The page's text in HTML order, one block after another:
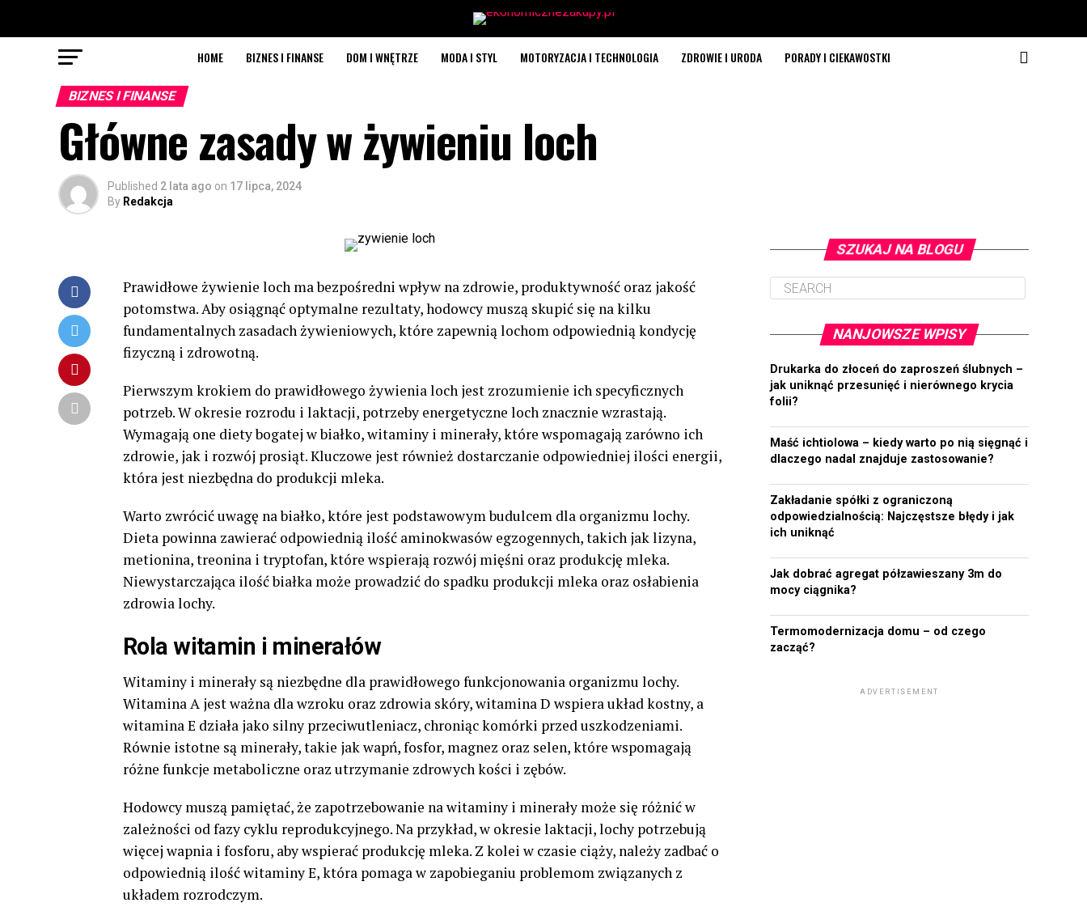
HOME BIZNES I FINANSE DOM I WNĘTRZE MODA I STYL MOTORYZACJA I TECHNOLOGIA ZDROWIE I URODA PORADY I CIEKAWOSTKI
BIZNES I FINANSE
Główne zasady w żywieniu loch
Published 2 lata ago on 17 lipca, 2024
By Redakcja
Prawidłowe żywienie loch ma bezpośredni wpływ na zdrowie, produktywność oraz jakość
potomstwa. Aby osiągnąć optymalne rezultaty, hodowcy muszą skupić się na kilku
fundamentalnych zasadach żywieniowych, które zapewnią lochom odpowiednią kondycję
fizyczną i zdrowotną.
Pierwszym krokiem do prawidłowego żywienia loch jest zrozumienie ich specyficznych
potrzeb. W okresie rozrodu i laktacji, potrzeby energetyczne loch znacznie wzrastają.
Wymagają one diety bogatej w białko, witaminy i minerały, które wspomagają zarówno ich
zdrowie, jak i rozwój prosiąt. Kluczowe jest również dostarczanie odpowiedniej ilości energii,
która jest niezbędna do produkcji mleka.
Warto zwrócić uwagę na białko, które jest podstawowym budulcem dla organizmu lochy.
Dieta powinna zawierać odpowiednią ilość aminokwasów egzogennych, takich jak lizyna,
metionina, treonina i tryptofan, które wspierają rozwój mięśni oraz produkcję mleka.
Niewystarczająca ilość białka może prowadzić do spadku produkcji mleka oraz osłabienia
zdrowia lochy.
Rola witamin i minerałów
Witaminy i minerały są niezbędne dla prawidłowego funkcjonowania organizmu lochy.
Witamina A jest ważna dla wzroku oraz zdrowia skóry, witamina D wspiera układ kostny, a
witamina E działa jako silny przeciwutleniacz, chroniąc komórki przed uszkodzeniami.
Równie istotne są minerały, takie jak wapń, fosfor, magnez oraz selen, które wspomagają
różne funkcje metaboliczne oraz utrzymanie zdrowych kości i zębów.
Hodowcy muszą pamiętać, że zapotrzebowanie na witaminy i minerały może się różnić w
zależności od fazy cyklu reprodukcyjnego. Na przykład, w okresie laktacji, lochy potrzebują
więcej wapnia i fosforu, aby wspierać produkcję mleka. Z kolei w czasie ciąży, należy zadbać o
odpowiednią ilość witaminy E, która pomaga w zapobieganiu problemom związanych z
układem rozrodczym.
SZUKAJ NA BLOGU
NANJOWSZE WPISY
Drukarka do złoceń do zaproszeń ślubnych –
jak uniknąć przesunięć i nierównego krycia
folii?
Maść ichtiolowa – kiedy warto po nią sięgnąć i
dlaczego nadal znajduje zastosowanie?
Zakładanie spółki z ograniczoną
odpowiedzialnością: Najczęstsze błędy i jak
ich uniknąć
Jak dobrać agregat półzawieszany 3m do
mocy ciągnika?
Termomodernizacja domu – od czego
zacząć?
ADVERTISEMENT